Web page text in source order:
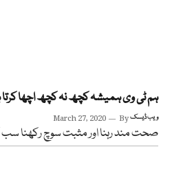
ہم ٹی وی ہمیشہ کچھ نہ کچھ اچھا کرتا
March 27, 2020 Byویب ڈیسک
صحت مند رہنا اور مثبت سوچ رکھنا سب